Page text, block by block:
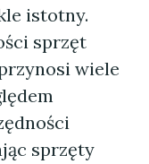
istotny.
sprzęt
wiele
sprzęty